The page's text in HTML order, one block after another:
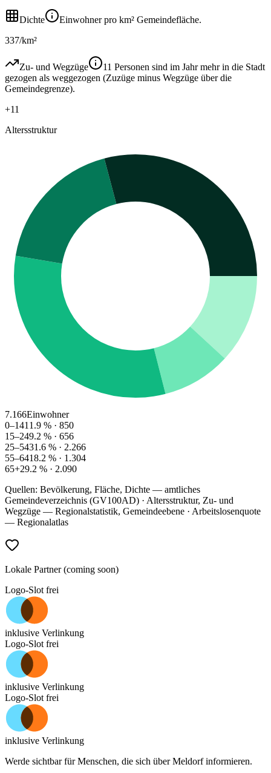
Dichte
Einwohner pro km² Gemeindefläche.
337/km²
Zu- und Wegzüge
11 Personen sind im Jahr mehr in die Stadt
gezogen als weggezogen (Zuzüge minus Wegzüge über die
Gemeindegrenze).
+11
Altersstruktur
7.166Einwohner
0–1411.9 % · 850
15–249.2 % · 656
25–5431.6 % · 2.266
55–6418.2 % · 1.304
65+29.2 % · 2.090
Quellen: Bevölkerung, Fläche, Dichte — amtliches
Gemeindeverzeichnis (GV100AD) · Altersstruktur, Zu- und
Wegzüge — Regionalstatistik, Gemeindeebene · Arbeitslosenquote
— Regionalatlas
Lokale Partner (coming soon)
Logo-Slot frei
inklusive Verlinkung
Logo-Slot frei
inklusive Verlinkung
Logo-Slot frei
inklusive Verlinkung
Werde sichtbar für Menschen, die sich überMeldorfinformieren.